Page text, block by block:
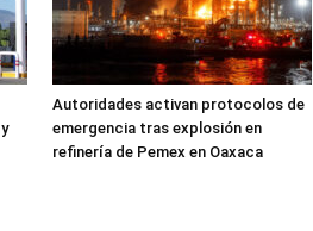
Autoridades activan protocolos de
emergencia tras explosión en
refinería de Pemex en Oaxaca